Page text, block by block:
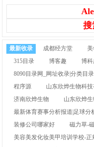
搜
最新收录 成都经方堂
315目录
博客趣
博科
8090目录网_网址收录|分类目
程序源
山东欣烨生物科技
济南欣烨生物
山东欣烨
最新体育赛事分析报道|足球分
装修公司哪家好
磁力草-
美容美发化妆美甲培训学校-正